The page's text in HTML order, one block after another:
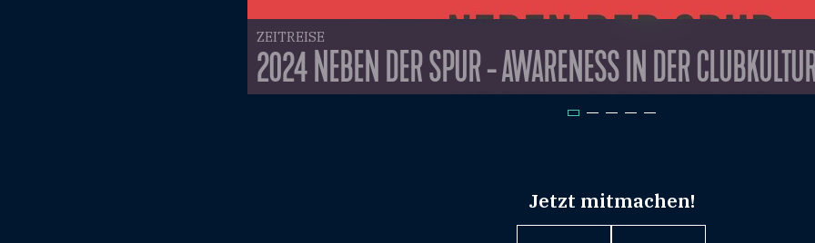
ZEITREISE
2024 NEBEN DER SPUR - AWARENESS IN DER
Jetzt mitmachen!